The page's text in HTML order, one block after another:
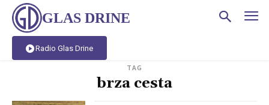
GLAS DRINE
Radio Glas Drine
TAG
brza cesta